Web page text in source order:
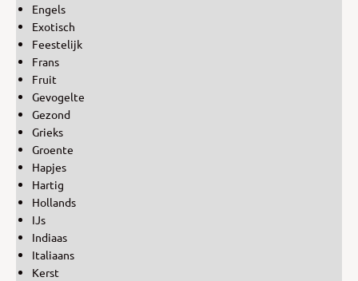
Engels
Exotisch
Feestelijk
Frans
Fruit
Gevogelte
Gezond
Grieks
Groente
Hapjes
Hartig
Hollands
IJs
Indiaas
Italiaans
Kerst